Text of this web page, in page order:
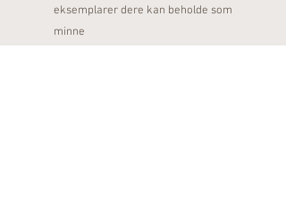
eksemplarer dere kan beholde som
minne